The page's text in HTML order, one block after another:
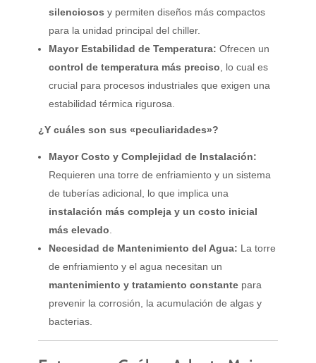
silenciosos y permiten diseños más compactos
para la unidad principal del chiller.
Mayor Estabilidad de Temperatura: Ofrecen un
control de temperatura más preciso , lo cual es
crucial para procesos industriales que exigen una
estabilidad térmica rigurosa.
¿Y cuáles son sus «peculiaridades»?
Mayor Costo y Complejidad de Instalación:
Requieren una torre de enfriamiento y un sistema
de tuberías adicional, lo que implica una
instalación más compleja y un costo inicial
más elevado
Necesidad de Mantenimiento del Agua: La torre
de enfriamiento y el agua necesitan un
mantenimiento y tratamiento constante para
prevenir la corrosión, la acumulación de algas y
bacterias.